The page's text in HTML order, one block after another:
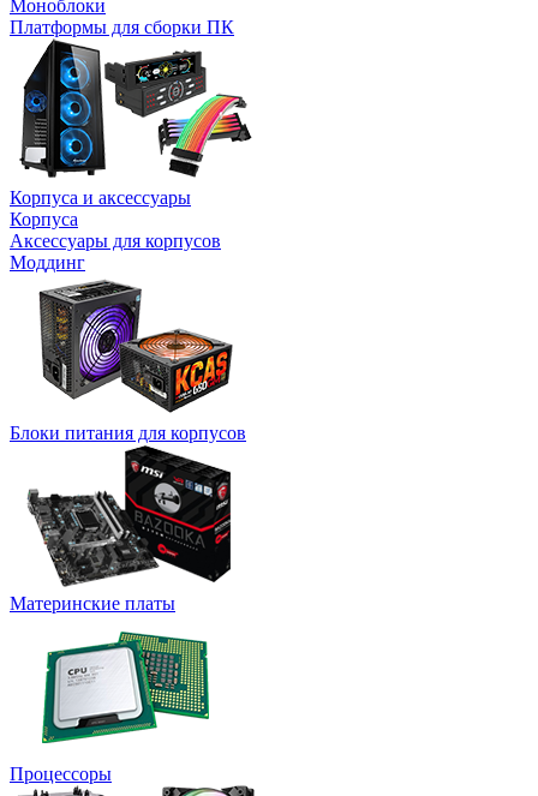
Моноблоки
Платформы для сборки ПК
Корпуса и аксессуары
Корпуса
Аксессуары для корпусов
Моддинг
Блоки питания для корпусов
Материнские платы
Процессоры